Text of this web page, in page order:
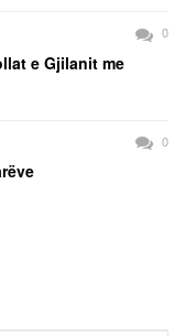
0
e Gjilanit me
0